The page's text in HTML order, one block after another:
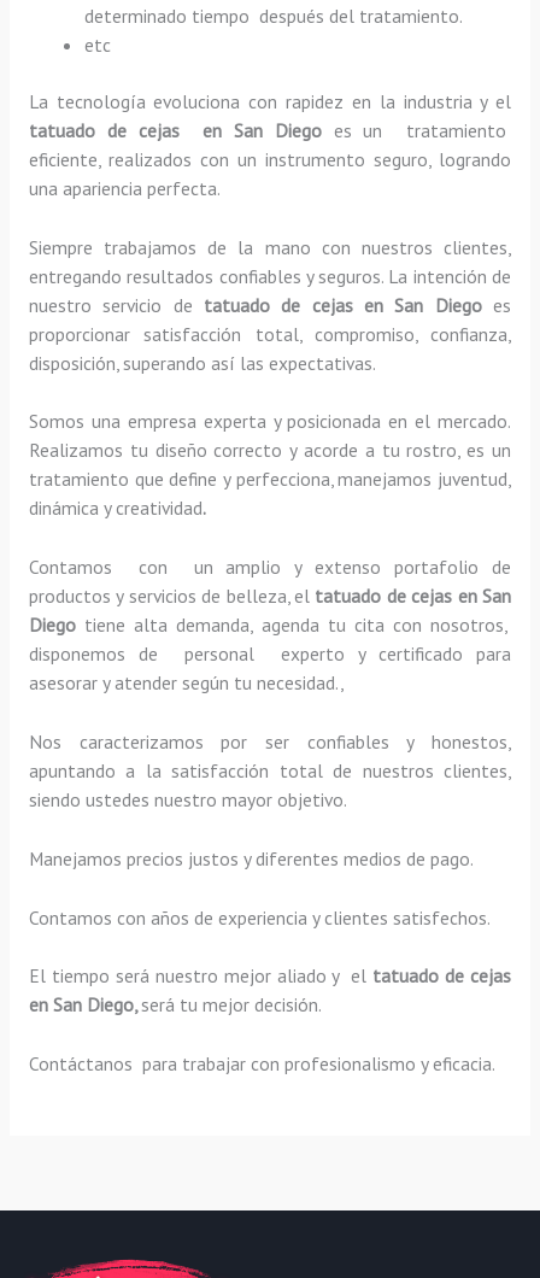
determinado tiempo después del tratamiento.
etc
La tecnología evoluciona con rapidez en la industria y el
tatuado de cejas en San Diegoes un tratamiento
eficiente, realizados con un instrumento seguro, logrando
una apariencia perfecta.
Siempre trabajamos de la mano con nuestros clientes,
entregando resultados confiables y seguros. La intención de
nuestro servicio de tatuado de cejas en San Diego es
proporcionar satisfacción total, compromiso, confianza,
disposición, superando así las expectativas.
Somos una empresa experta y posicionada en el mercado.
Realizamos tu diseño correcto y acorde a tu rostro, es un
tratamiento que define y perfecciona, manejamos juventud,
dinámica y creatividad.
Contamos con un amplio y extenso portafolio de
productos y servicios de belleza, el tatuado de cejas en San
Diegotiene alta demanda, agenda tu cita con nosotros,
disponemos de personal experto y certificado para
asesorar y atender según tu necesidad.,
Nos caracterizamos por ser confiables y honestos,
apuntando a la satisfacción total de nuestros clientes,
siendo ustedes nuestro mayor objetivo.
Manejamos precios justos y diferentes medios de pago.
Contamos con años de experiencia y clientes satisfechos.
El tiempo será nuestro mejor aliado y el tatuado de cejas
en San Diego,será tu mejor decisión.
Contáctanos para trabajar con profesionalismo y eficacia.